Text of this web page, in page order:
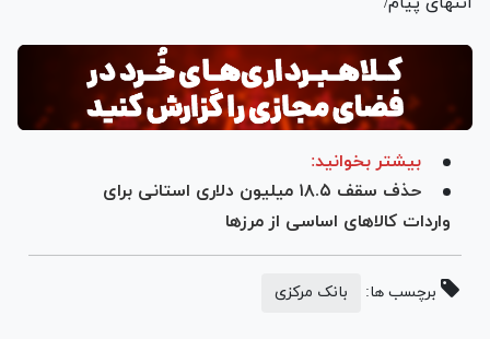
بیشتر بخوانید:
حذف سقف ۱۸.۵ میلیون دلاری استانی برای
واردات کالا‌های اساسی از مرز‌ها
برچسب ها: بانک مرکزی